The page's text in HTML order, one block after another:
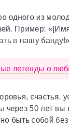
одного из
Пример:
в нашу банду!»
легенды о
счастья,
50 лет вы
быть собой